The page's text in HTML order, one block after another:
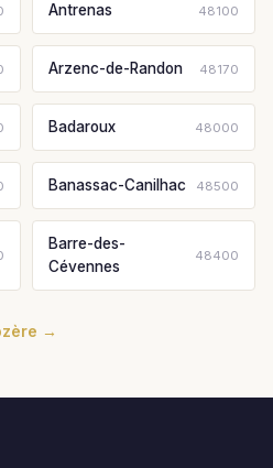
Antrenas 48100
Arzenc-de-Randon 48170
Badaroux 48000
Banassac-Canilhac 48500
Barre-des-
Cévennes
48400
→